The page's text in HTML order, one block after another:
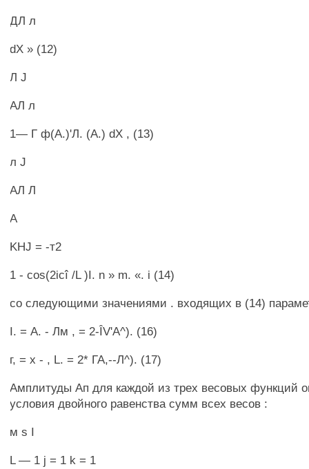
ДЛ л
dX » (12)
Л J
АЛ л
1— Г ф(А.)'Л. (A.) dX , (13)
л J
АЛ Л
А
KHJ = -т2
1 - cos(2icî /L )I. n » m. «. i (14)
со следующими значениями . входящих в (14)
I. = А. - Лм , = 2-ÎV'A^). (16)
г, = х - , L. = 2* ГА,--Л^). (17)
Амплитуды Ап для каждой из трех весовых функций
условия двойного равенства сумм всех весов :
м s I
L — 1 j = 1 k = 1